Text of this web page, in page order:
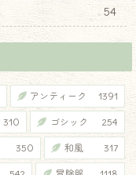
54
アンティーク 1391
310 ゴシック 254
350 和風 317